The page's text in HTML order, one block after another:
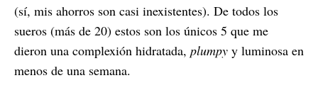
(sí, mis ahorros son casi inexistentes). De todos los
sueros (más de 20) estos son los únicos 5 que me
dieron una complexión hidratada, plumpy y luminosa en
menos de una semana.